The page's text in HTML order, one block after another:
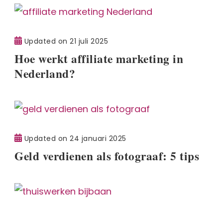
Updated on21 juli 2025
Hoe werkt affiliate marketing in
Nederland?
Updated on24 januari 2025
Geld verdienen als fotograaf: 5 tips